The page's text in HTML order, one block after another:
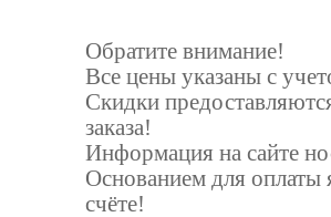
Обратите внимание!
Все цены указаны с
Скидки
заказа!
Информация на сайте
Основанием для оплаты
счёте!